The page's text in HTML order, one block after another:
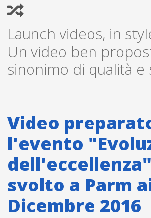
Launch videos, in
Un video ben
sinonimo di qualità e
Video
l'evento
dell'eccellenza"
svolto a Parm
Dicembre 2016